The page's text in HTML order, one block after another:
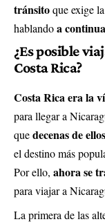
tránsitoque exige
hablandoa
¿Es posible
Costa Rica?
Costa Rica era la
para llegar a
quedecenas de
el destino más
Por ello, ahora se
para viajar a
La primera de las